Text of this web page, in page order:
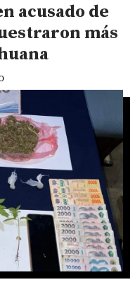
acusado de
más